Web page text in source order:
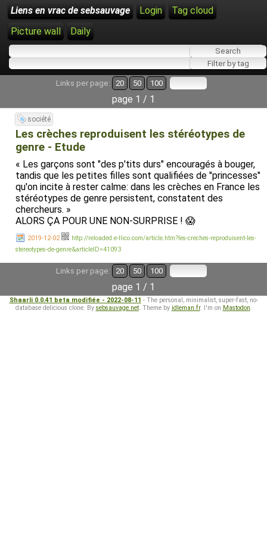
Liens en vrac de sebsauvage Login
Tag cloud
Picture wall
Daily
Links per page: 20 50 100
page 1 / 1
société
Les crèches reproduisent les stéréotypes de
genre - Etude
« Les garçons sont "des p'tits durs" encouragés à bouger,
tandis que les petites filles sont qualifiées de "princesses"
qu'on incite à rester calme: dans les crèches en France les
stéréotypes de genre persistent, constatent des
chercheurs. »
ALORS ÇA POUR UNE NON-SURPRISE ! 😱
2019-12-02
http://reloaded.e-llico.com/article.htm?les-creches-reproduisent-les-
stereotypes-de-genre&articleID=41093
Links per page: 20 50 100
page 1 / 1
Shaarli 0.0.41 beta modifiée - 2022-08-11 - The personal, minimalist, super-fast, no-
database delicious clone. By sebsauvage.net. Theme by idleman.fr. I'm on Mastodon.